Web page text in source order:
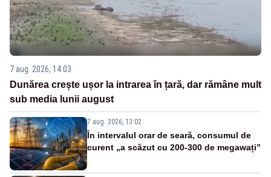
7 aug. 2026, 14:03
Dunărea crește ușor la intrarea în țară, dar rămâne mult
sub media lunii august
7 aug. 2026, 13:02
În intervalul orar de seară, consumul de
curent „a scăzut cu 200-300 de megawați”